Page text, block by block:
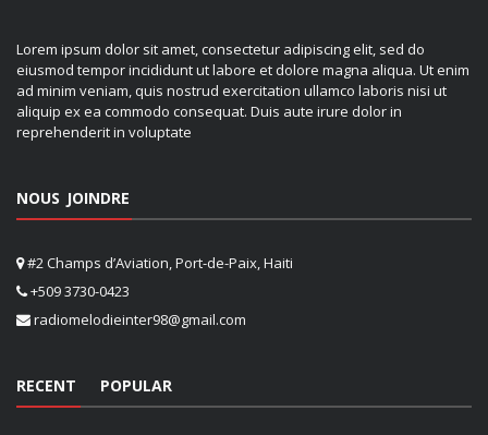
Lorem ipsum dolor sit amet, consectetur adipiscing elit, sed do
eiusmod tempor incididunt ut labore et dolore magna aliqua. Ut enim
ad minim veniam, quis nostrud exercitation ullamco laboris nisi ut
aliquip ex ea commodo consequat. Duis aute irure dolor in
reprehenderit in voluptate
NOUS JOINDRE
#2 Champs d’Aviation, Port-de-Paix, Haiti
+509 3730-0423
radiomelodieinter98@gmail.com
RECENT POPULAR